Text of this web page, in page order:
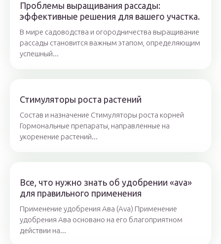
Проблемы выращивания рассады:
эффективные решения для вашего участка.
В мире садоводства и огородничества выращивание
рассады становится важным этапом, определяющим
успешный...
Стимуляторы роста растений
Состав и назначение Стимуляторы роста корней
Гормональные препараты, направленные на
укоренение растений...
Все, что нужно знать об удобрении «ava»
для правильного применения
Применение удобрения Ава (Ava) Применение
удобрения Ава основано на его благоприятном
действии на...